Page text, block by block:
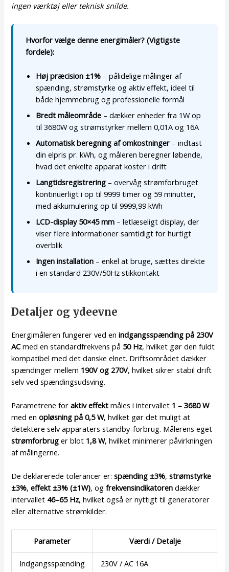
ingen værktøj eller teknisk snilde.
Hvorfor vælge denne energimåler? (Vigtigste
fordele):
Høj præcision ±1% – pålidelige målinger af
spænding, strømstyrke og aktiv effekt, ideel til
både hjemmebrug og professionelle formål
Bredt måleområde – dækker enheder fra 1W op
til 3680W og strømstyrker mellem 0,01A og 16A
Automatisk beregning af omkostninger – indtast
din elpris pr. kWh, og måleren beregner løbende,
hvad det enkelte apparat koster i drift
Langtidsregistrering – overvåg strømforbruget
kontinuerligt i op til 9999 timer og 59 minutter,
med akkumulering op til 9999,99 kWh
LCD-display 50×45 mm – letlæseligt display, der
viser flere informationer samtidigt for hurtigt
overblik
Ingen installation – enkel at bruge, sættes direkte
i en standard 230V/50Hz stikkontakt
Detaljer og ydeevne
Energimåleren fungerer ved enindgangsspænding på 230V
ACmed en standardfrekvens på 50 Hz, hvilket gør den fuldt
kompatibel med det danske elnet. Driftsområdet dækker
spændinger mellem 190V og 270V, hvilket sikrer stabil drift
selv ved spændingsudsving.
Parametrene foraktiv effekt måles i intervallet 1 – 3680 W
med enopløsning på 0,5 W, hvilket gør det muligt at
detektere selv apparaters standby-forbrug. Målerens eget
strømforbrug er blot 1,8 W, hvilket minimerer påvirkningen
af målingerne.
De deklarerede tolerancer er:spænding ±3%,strømstyrke
±3%,effekt ±3% (±1W), ogfrekvensindikatoren dækker
intervallet 46–65 Hz, hvilket også er nyttigt til generatorer
eller alternative strømkilder.
Parameter Værdi / Detalje
Indgangsspænding 230V / AC 16A